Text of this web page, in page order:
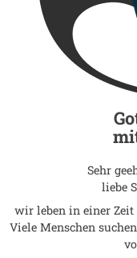
Sehr
liebe
wir leben in einer Zeit
Viele Menschen